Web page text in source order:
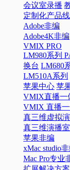
会议室录播
定制化产品线
Adobe非编
Adobe4K非编
VMIX PRO
LM980系列
换台 LM680
LM510A系列
苹果中心 苹
VMIX直播一
VMIX 直播
真三维虚拟
真三维演播室
苹果非编
xMac studio
Mac Pro专业